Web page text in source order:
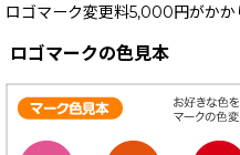
ロゴマーク変更料5,000円がかか
ロゴマークの色見本